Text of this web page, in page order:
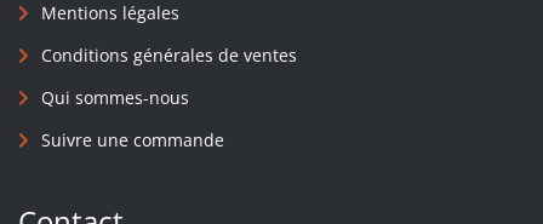
Mentions légales
Conditions générales de ventes
Qui sommes-nous
Suivre une commande